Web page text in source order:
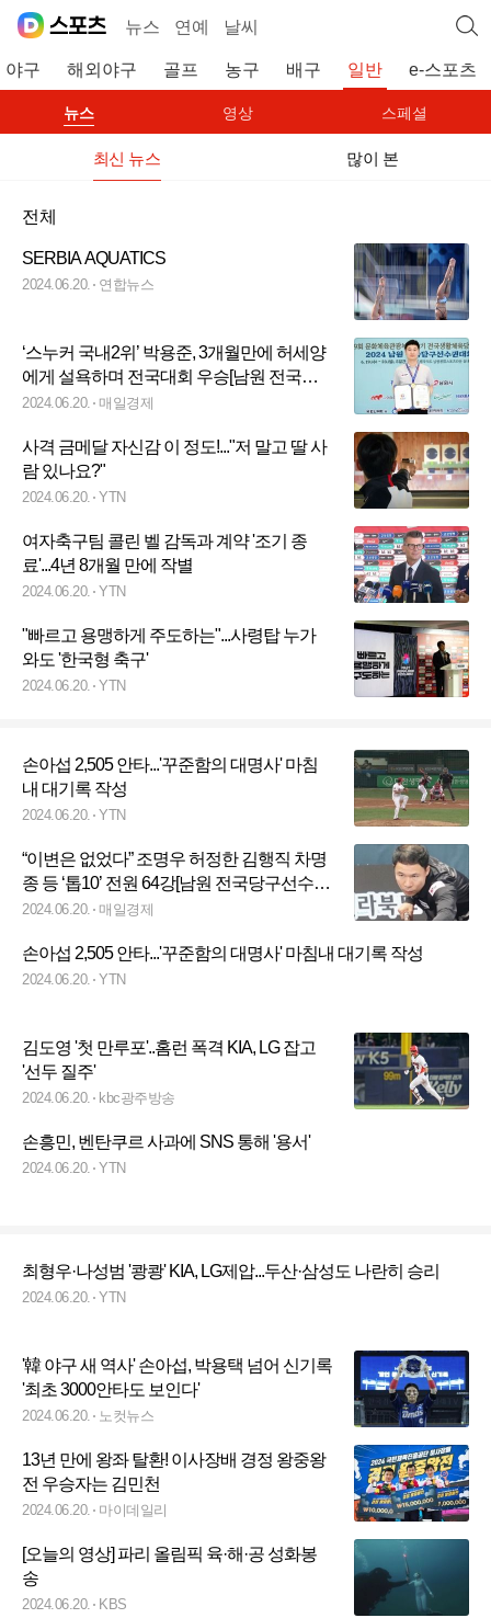
뉴스 연예 날씨
야구 해외야구 골프 농구 배구 일반 e-스포츠
뉴스 영상 스페셜
최신 뉴스 많이 본
전체
SERBIA AQUATICS
2024.06.20. 연합뉴스
‘스누커 국내2위’ 박용준, 3개월만에 허세양
에게 설욕하며 전국대회 우승[남원 전국당
구선수권]
2024.06.20. 매일경제
사격 금메달 자신감 이 정도!..."저 말고 딸 사
람 있나요?"
2024.06.20. YTN
여자축구팀 콜린 벨 감독과 계약 '조기 종
료'...4년 8개월 만에 작별
2024.06.20. YTN
"빠르고 용맹하게 주도하는"...사령탑 누가
와도 '한국형 축구'
2024.06.20. YTN
손아섭 2,505 안타...'꾸준함의 대명사' 마침
내 대기록 작성
2024.06.20. YTN
“이변은 없었다” 조명우 허정한 김행직 차명
종 등 ‘톱10’ 전원 64강[남원 전국당구선수
권]
2024.06.20. 매일경제
손아섭 2,505 안타...'꾸준함의 대명사' 마침내 대기록 작성
2024.06.20. YTN
김도영 '첫 만루포'..홈런 폭격 KIA, LG 잡고
'선두 질주'
2024.06.20. kbc광주방송
손흥민, 벤탄쿠르 사과에 SNS 통해 '용서'
2024.06.20. YTN
최형우·나성범 '쾅쾅' KIA, LG제압...두산·삼성도 나란히 승리
2024.06.20. YTN
'韓 야구 새 역사' 손아섭, 박용택 넘어 신기록
'최초 3000안타도 보인다'
2024.06.20. 노컷뉴스
13년 만에 왕좌 탈환! 이사장배 경정 왕중왕
전 우승자는 김민천
2024.06.20. 마이데일리
[오늘의 영상] 파리 올림픽 육·해·공 성화봉
송
2024.06.20. KBS